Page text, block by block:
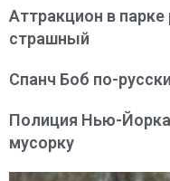
Аттракцион в
страшный
Спанч Боб по-
Полиция Нью-
мусорку